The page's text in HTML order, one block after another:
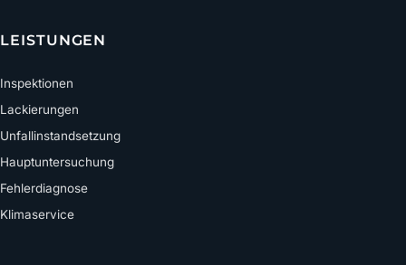
LEISTUNGEN
Inspektionen
Lackierungen
Unfallinstandsetzung
Hauptuntersuchung
Fehlerdiagnose
Klimaservice